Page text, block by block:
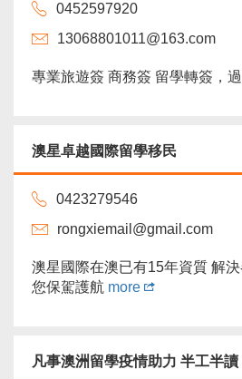
們... more
0452597920
13068801011@163.com
專業旅遊簽 商務簽 留學轉簽，
澳星卓越國際留學移民
0423279546
rongxiemail@gmail.com
澳星國際在澳已有15年資質 解
您保駕護航 more
凡事澳洲留學疫情助力 半工半